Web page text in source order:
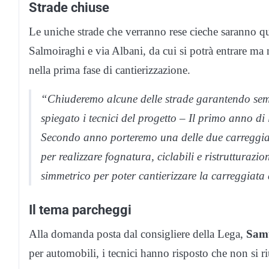
Strade chiuse
Le uniche strade che verranno rese cieche saranno
Salmoiraghi e via Albani, da cui si potrà entrare
nella prima fase di cantierizzazione.
“Chiuderemo alcune delle strade garantendo
spiegato i tecnici del progetto – Il primo anno di
Secondo anno porteremo una delle due
per realizzare fognatura, ciclabili e
simmetrico per poter cantierizzare la
Il tema parcheggi
Alla domanda posta dal consigliere della Lega,
per automobili, i tecnici hanno risposto che non si